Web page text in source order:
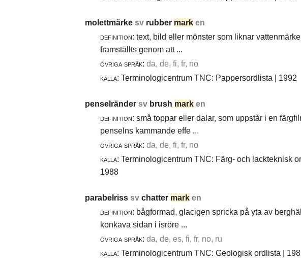
molettmärke sv rubber mark en
definition: text, bild eller mönster som liknar
framställts genom att ...
övriga språk: da, de, fi, fr, no
källa: Terminologicentrum TNC: Pappersordlista | 1992
penselränder sv brush mark en
definition: små toppar eller dalar, som uppstår i en
penselns kammande effe ...
övriga språk: da, de, fi, fr, no
källa: Terminologicentrum TNC: Färg- och lackteknisk
1988
parabelriss sv chatter mark en
definition: bågformad, glacigen spricka på yta av
konkava sidan i isröre ...
övriga språk: da, de, es, fi, fr, no, ru
källa: Terminologicentrum TNC: Geologisk ordlista |